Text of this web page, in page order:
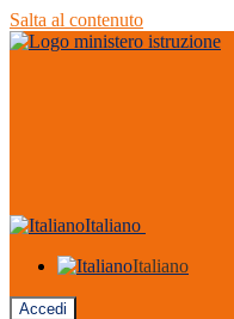
Salta al contenuto
Italiano
Italiano
Accedi